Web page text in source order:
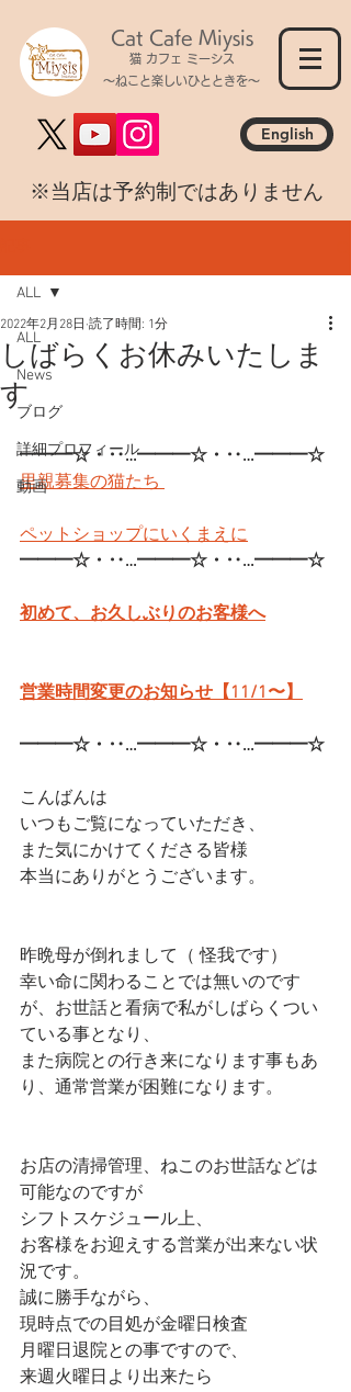
Cat Cafe Miysis
猫 カフェ ミーシス
～ねこと楽しいひとときを～
English
​※当店は予約制ではありません
ALL
News
ブログ
詳細プロフィール
動画
ALL
しばらくお休みいたしま
す
2022年2月28日 読了時間: 1分
━━━☆・‥…━━━☆・‥…━━━☆
里親募集の猫たち
ペットショップにいくまえに
━━━☆・‥…━━━☆・‥…━━━☆
初めて、お久しぶりのお客様へ
営業時間変更のお知らせ【11/1〜】
━━━☆・‥…━━━☆・‥…━━━☆
こんばんは
いつもご覧になっていただき、
また気にかけてくださる皆様
本当にありがとうございます。
昨晩母が倒れまして（ 怪我です）
幸い命に関わることでは無いのです
が、お世話と看病で私がしばらくつい
ている事となり、
また病院との行き来になります事もあ
り、通常営業が困難になります。
お店の清掃管理、ねこのお世話などは
可能なのですが
シフトスケジュール上、
お客様をお迎えする営業が出来ない状
況です。
誠に勝手ながら、
現時点での目処が金曜日検査
月曜日退院との事ですので、
来週火曜日より出来たら